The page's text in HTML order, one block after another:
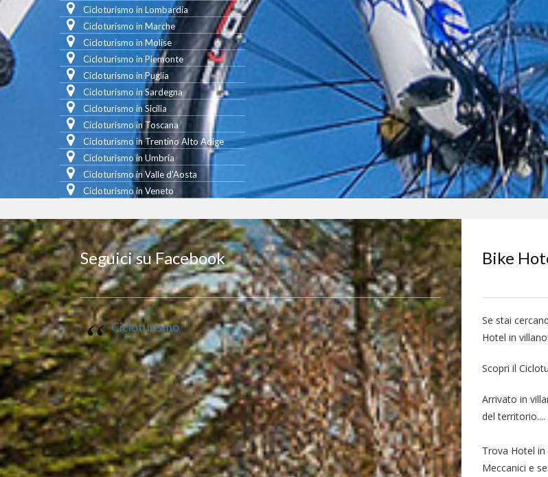
Cicloturismo in Lombardia
Cicloturismo in Marche
Cicloturismo in Molise
Cicloturismo in Piemonte
Cicloturismo in Puglia
Cicloturismo in Sardegna
Cicloturismo in Sicilia
Cicloturismo in Toscana
Cicloturismo in Trentino Alto Adige
Cicloturismo in Umbria
Cicloturismo in Valle d'Aosta
Cicloturismo in Veneto
Seguici su Facebook
Cicloturismo
Bike
Se stai
Hotel in
Scopri il
Arrivato in
del territorio....
Trova Hotel
Meccanici e